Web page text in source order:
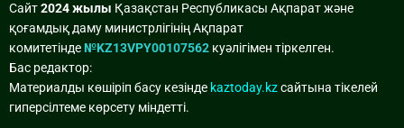
Сайт2024 жылы Қазақстан Республикасы Ақпарат және
қоғамдық даму министрлігінің Ақпарат
комитетінде№KZ13VPY00107562 куәлігімен тіркелген.
Бас редактор:
Материалды көшіріп басу кезінде kaztoday.kzсайтына тікелей
гиперсілтеме көрсету міндетті.